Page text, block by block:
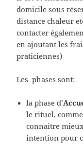
domicile sous
distance chaleur
contacter
en ajoutant les
praticiennes)
Les phases sont:
la phase d’
le rituel,
connaitre
intention pour